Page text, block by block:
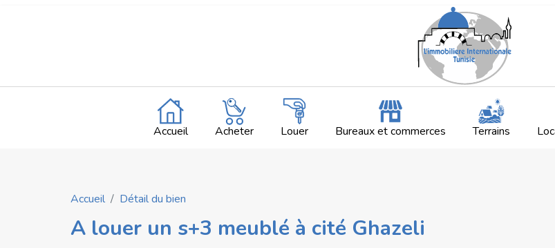
Accueil Acheter Louer Bureaux et commerces Terrains
Accueil Détail du bien
A louer un s+3 meublé à cité Ghazeli